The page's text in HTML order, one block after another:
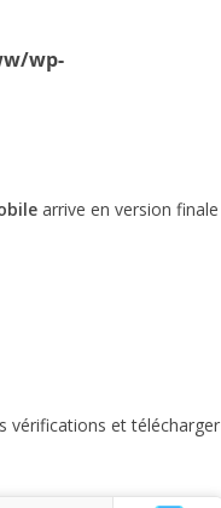
wp-
arrive en version finale
vérifications et télécharger